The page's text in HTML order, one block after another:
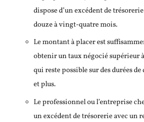
dispose d’un excédent de
douze à vingt-quatre mois.
Le montant à placer est
obtenir un taux négocié supérieur
qui reste possible sur des durées
et plus.
Le professionnel ou l’entreprise
un excédent de trésorerie avec un